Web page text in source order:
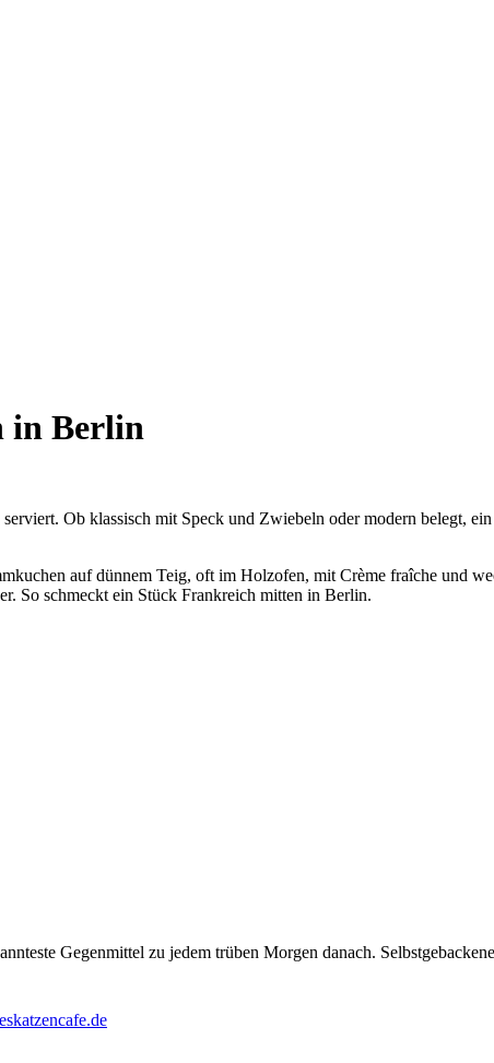
in Berlin
Ob klassisch mit Speck und Zwiebeln oder modern belegt,
auf dünnem Teig, oft im Holzofen, mit Crème fraîche und
So schmeckt ein Stück Frankreich mitten in Berlin.
Gegenmittel zu jedem trüben Morgen danach.